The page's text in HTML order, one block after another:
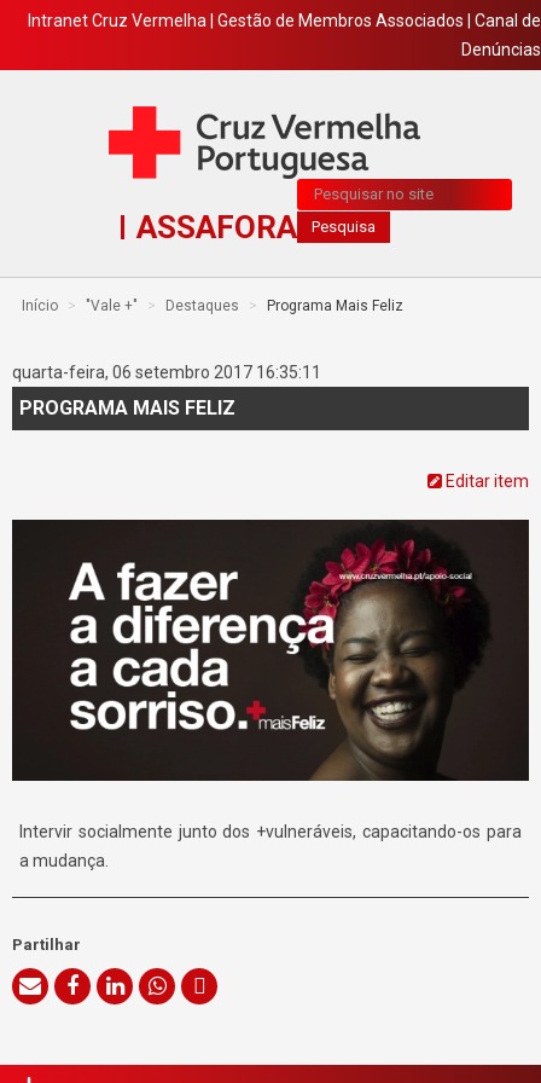
Intranet Cruz Vermelha Gestão de Membros Associados
Canal de
Denúncias
ASSAFORA
Pesquisa...
Pesquisa
Início > "Vale +" > Destaques > Programa Mais Feliz
quarta-feira, 06 setembro 2017 16:35:11
PROGRAMA MAIS FELIZ
Editar item
Intervir socialmente junto dos +vulneráveis, capacitando-os para
a mudança.
Partilhar